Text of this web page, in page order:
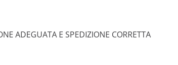
ADEGUATA E SPEDIZIONE CORRETTA